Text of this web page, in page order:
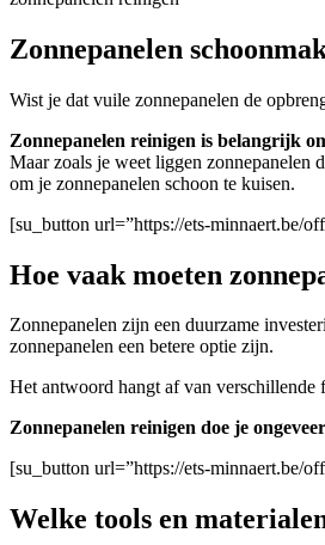
Zonnepanelen
Wist je dat vuile zonnepanelen de
Zonnepanelen reinigen is belangrijk
Maar zoals je weet liggen zonnepanelen
om je zonnepanelen schoon te kuisen.
[su_button url=”https://ets-minnaert.be/
Hoe vaak moeten
Zonnepanelen zijn een duurzame
zonnepanelen een betere optie zijn.
Het antwoord hangt af van verschillende
Zonnepanelen reinigen doe je
[su_button url=”https://ets-minnaert.be/
Welke tools en